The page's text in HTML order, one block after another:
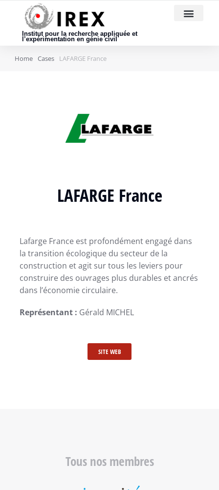
Institut pour la recherche appliquée et
l’expérimentation en génie civil
Home Cases LAFARGE France
LAFARGE France
Lafarge France est profondément engagé dans
la transition écologique du secteur de la
construction et agit sur tous les leviers pour
construire des ouvrages plus durables et ancrés
dans l’économie circulaire.
Représentant : Gérald MICHEL
SITE WEB
Tous nos membres